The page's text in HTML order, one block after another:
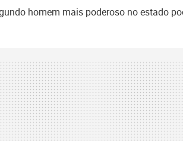
homem mais poderoso no estado